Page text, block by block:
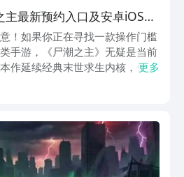
最新预约入口及安卓iOS安
！如果你正在寻找一款操作门槛
手游，《尸潮之主》无疑是当前
作延续经典末世求生内核，但突
架，转而让玩家扮演丧尸阵营核
更多